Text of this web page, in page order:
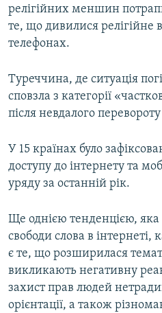
релігійних меншин
те, що дивилися релігійне
телефонах.
Туреччина, де ситуація
сповзла з категорії
після невдалого
У 15 країнах було
доступу до інтернету та
уряду за останній рік.
Ще однією тенденцією, яка
свободи слова в
є те, що розширилася
викликають негативну
захист прав людей
орієнтації, а також